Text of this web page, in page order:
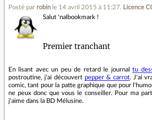
Posté par robin le 14 avril 2015 à 11:27. Licence
Salut 'nalbookmark !
Premier tranchant
En lisant avec un peu de retard le journaltu
postroutine, j'ai découvert pepper & carrot. J'ai
comic, tant pour la patte graphique que pour
ne peux donc que vous le conseiller. Pour ma
j'aime dans la BD Mélusine.